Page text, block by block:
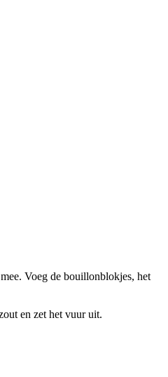
Voeg de bouillonblokjes, het
en zet het vuur uit.